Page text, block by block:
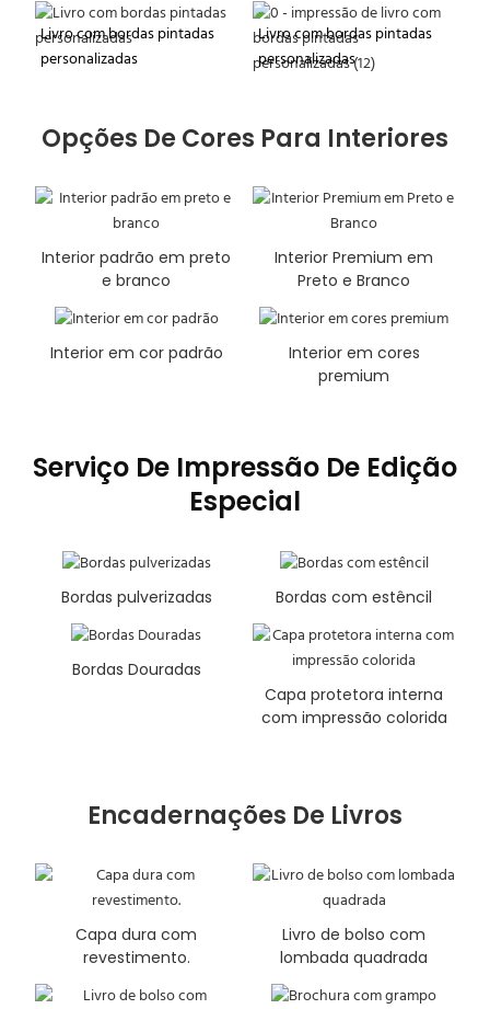
Livro com bordas pintadas
personalizadas
Livro com bordas pintadas
personalizadas
Opções De Cores Para Interiores
Interior padrão em preto
e branco
Interior Premium em
Preto e Branco
Interior em cor padrão
Interior em cores
premium
Serviço De Impressão De Edição
Especial
Bordas pulverizadas Bordas com estêncil
Bordas Douradas
Capa protetora interna
com impressão colorida
Encadernações De Livros
Capa dura com
revestimento.
Livro de bolso com
lombada quadrada